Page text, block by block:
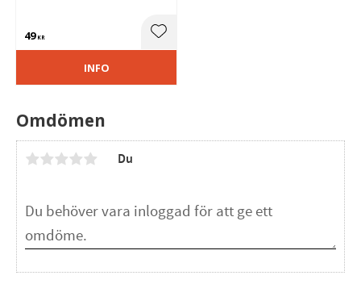
Omdömen
Du
49KR Lägg till i favoriter
INFO